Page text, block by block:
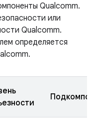
Qualcomm.
или
Qualcomm.
определяется